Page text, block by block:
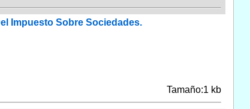
Impuesto Sobre Sociedades.
Tamaño:1 kb